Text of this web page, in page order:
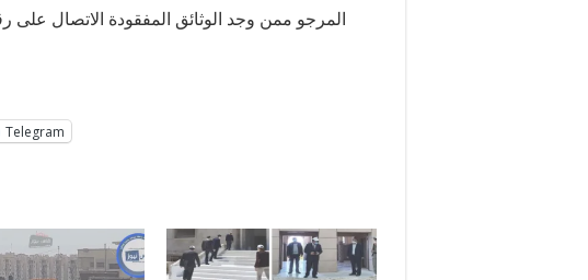
المرجو ممن وجد الوثائق المفقودة الاتصال
Telegram